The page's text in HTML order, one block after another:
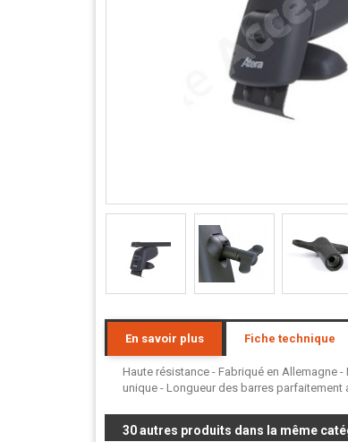
En savoir plus Fiche technique
Haute résistance - Fabriqué en Allemagne
unique - Longueur des barres
30 autres produits dans la même